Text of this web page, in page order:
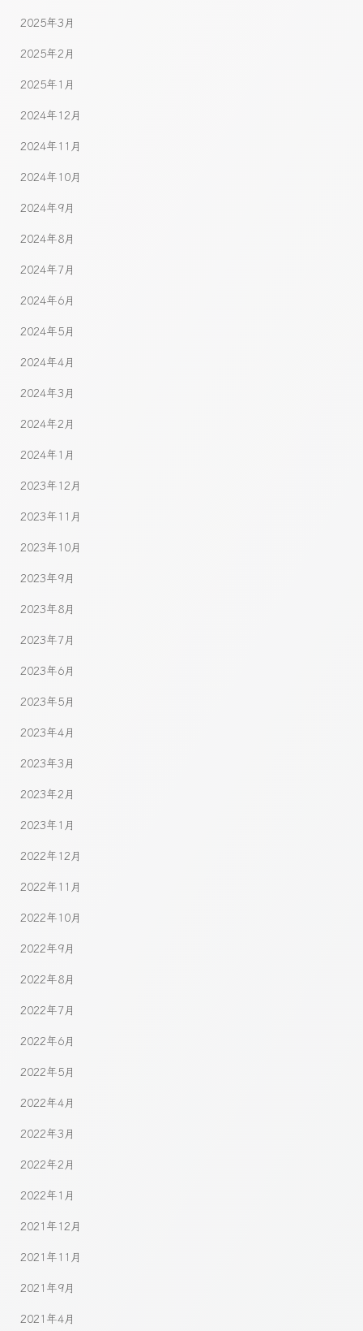
2025年3月
2025年2月
2025年1月
2024年12月
2024年11月
2024年10月
2024年9月
2024年8月
2024年7月
2024年6月
2024年5月
2024年4月
2024年3月
2024年2月
2024年1月
2023年12月
2023年11月
2023年10月
2023年9月
2023年8月
2023年7月
2023年6月
2023年5月
2023年4月
2023年3月
2023年2月
2023年1月
2022年12月
2022年11月
2022年10月
2022年9月
2022年8月
2022年7月
2022年6月
2022年5月
2022年4月
2022年3月
2022年2月
2022年1月
2021年12月
2021年11月
2021年9月
2021年4月